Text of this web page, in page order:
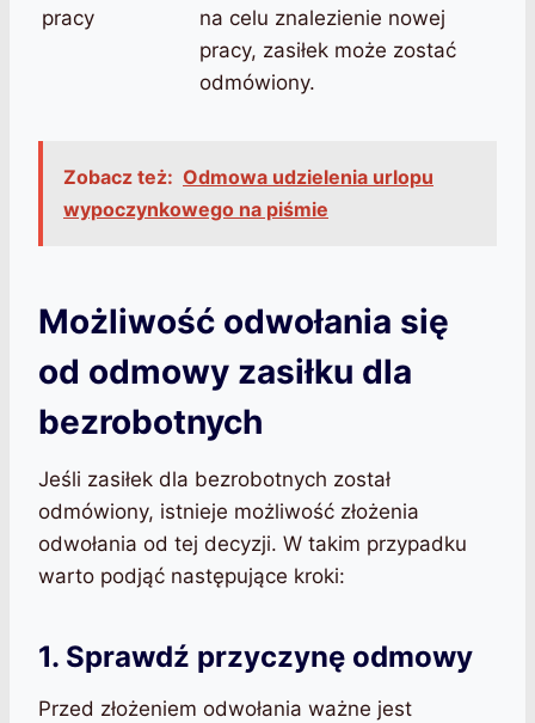
pracy
na celu znalezienie nowej
pracy, zasiłek może zostać
odmówiony.
Zobacz też: Odmowa udzielenia urlopu
wypoczynkowego na piśmie
Możliwość odwołania się
od odmowy zasiłku dla
bezrobotnych
Jeśli zasiłek dla bezrobotnych został
odmówiony, istnieje możliwość złożenia
odwołania od tej decyzji. W takim przypadku
warto podjąć następujące kroki:
1. Sprawdź przyczynę odmowy
Przed złożeniem odwołania ważne jest